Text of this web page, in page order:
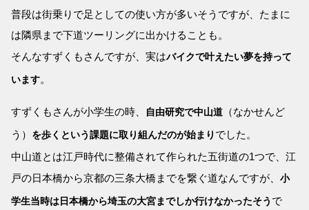
普段は街乗りで足としての使い方が多いそうですが、たまに
は隣県まで下道ツーリングに出かけることも。
そんなすずくもさんですが、実はバイクで叶えたい夢を持って
います。
すずくもさんが小学生の時、 自由研究で中山道 （なかせんど
う） を歩くという課題に取り組んだのが始まり でした。
中山道とは江戸時代に整備されて作られた五街道の1つで、江
戸の日本橋から京都の三条大橋までを繋ぐ道なんですが、 小
学生当時は日本橋から埼玉の大宮までしか行けなかったそう で